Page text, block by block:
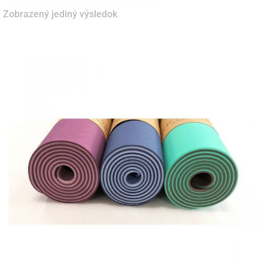
Zobrazený jediný výsledok